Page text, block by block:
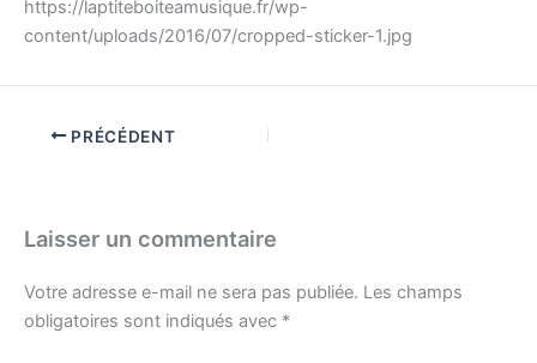
https://laptiteboiteamusique.fr/wp-
content/uploads/2016/07/cropped-sticker-1.jpg
PRÉCÉDENT
Laisser un commentaire
Votre adresse e-mail ne sera pas publiée. Les champs
obligatoires sont indiqués avec *